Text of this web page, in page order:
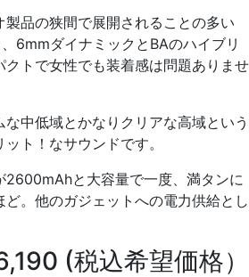
製品の狭間で展開されることの多い
6mmダイナミックとBAのハイブリ
クトで女性でも装着感は問題ありませ
中低域とかなりクリアな高域という
ト！なサウンドです。
2600mAhと大容量で一度、満タンに
。他のガジェットへの電力供給とし
(税込希望価格）